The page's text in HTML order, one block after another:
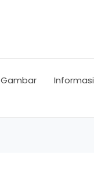
Gambar
Informasi